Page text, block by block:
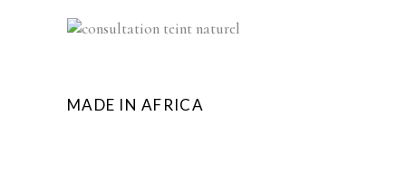
MADE IN AFRICA